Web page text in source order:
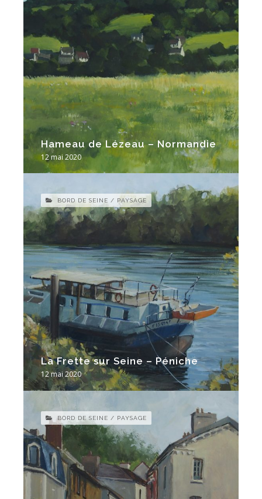
12 mai 2020
Hameau de Lézeau – Normandie
12 mai 2020
La Frette sur Seine – Péniche
BORD DE SEINE / PAYSAGE
BORD DE SEINE / PAYSAGE